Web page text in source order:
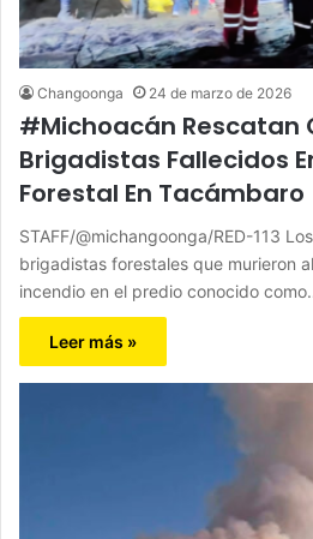
Changoonga 24 de marzo de 2026
#Michoacán Rescatan
Brigadistas Fallecidos
Forestal En Tacámbaro
STAFF/@michangoonga/RED-113
brigadistas forestales que murieron
incendio en el predio conocido
Leer más »